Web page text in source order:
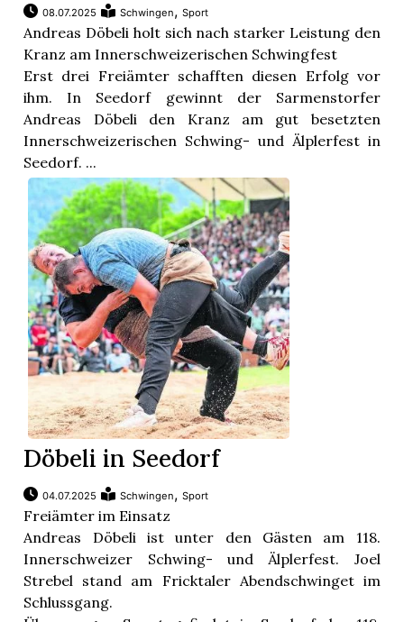
08.07.2025 Schwingen,Sport
Andreas Döbeli holt sich nach starker Leistung den
Kranz am Innerschweizerischen Schwingfest
Erst drei Freiämter schafften diesen Erfolg vor
ihm. In Seedorf gewinnt der Sarmenstorfer
Andreas Döbeli den Kranz am gut besetzten
Innerschweizerischen Schwing- und Älplerfest in
Seedorf. ...
Döbeli in Seedorf
04.07.2025 Schwingen,Sport
Freiämter im Einsatz
Andreas Döbeli ist unter den Gästen am 118.
Innerschweizer Schwing- und Älplerfest. Joel
Strebel stand am Fricktaler Abendschwinget im
Schlussgang.